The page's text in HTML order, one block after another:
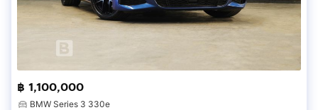
฿ 1,100,000
BMW Series 3 330e